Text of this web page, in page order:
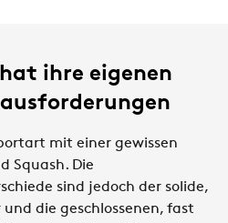
ihre eigenen
mit einer gewissen
Squash. Die
sind jedoch der solide,
die geschlossenen, fast